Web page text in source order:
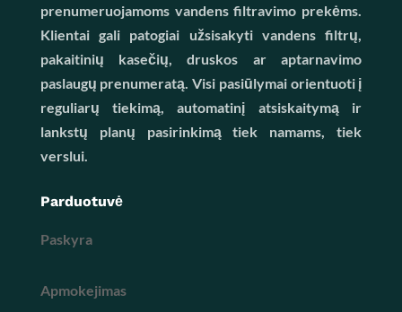
prenumeruojamoms vandens filtravimo prekėms.
Klientai gali patogiai užsisakyti vandens filtrų,
pakaitinių kasečių, druskos ar aptarnavimo
paslaugų prenumeratą. Visi pasiūlymai orientuoti į
reguliarų tiekimą, automatinį atsiskaitymą ir
lankstų planų pasirinkimą tiek namams, tiek
verslui.
Parduotuvė
Paskyra
Apmokejimas